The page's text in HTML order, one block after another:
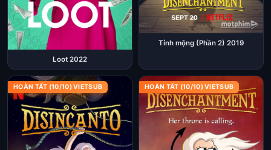
Loot 2022
Tỉnh mộng (Phần 2) 2019
HOÀN TẤT (10/10) VIETSUB HOÀN TẤT (10/10) VIETSUB